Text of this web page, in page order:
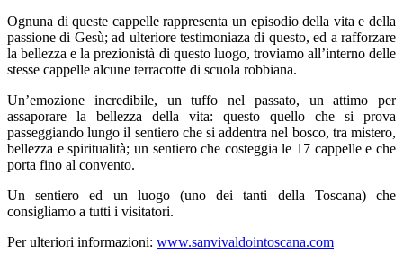
Ognuna di queste cappelle rappresenta un episodio della vita e della
passione di Gesù; ad ulteriore testimoniaza di questo, ed a rafforzare
la bellezza e la prezionistà di questo luogo, troviamo all’interno delle
stesse cappelle alcune terracotte di scuola robbiana.
Un’emozione incredibile, un tuffo nel passato, un attimo per
assaporare la bellezza della vita: questo quello che si prova
passeggiando lungo il sentiero che si addentra nel bosco, tra mistero,
bellezza e spiritualità; un sentiero che costeggia le 17 cappelle e che
porta fino al convento.
Un sentiero ed un luogo (uno dei tanti della Toscana) che
consigliamo a tutti i visitatori.
Per ulteriori informazioni: www.sanvivaldointoscana.com